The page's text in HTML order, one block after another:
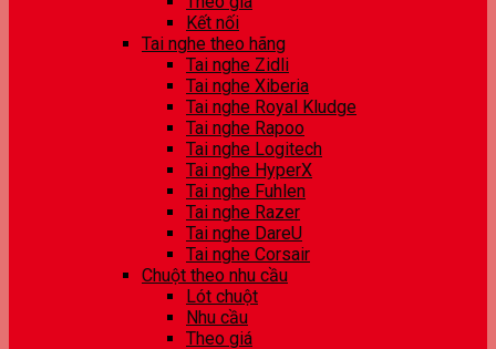
Kết nối
Tai nghe theo hãng
Tai nghe Zidli
Tai nghe Xiberia
Tai nghe Royal Kludge
Tai nghe Rapoo
Tai nghe Logitech
Tai nghe HyperX
Tai nghe Fuhlen
Tai nghe Razer
Tai nghe DareU
Tai nghe Corsair
Chuột theo nhu cầu
Lót chuột
Nhu cầu
Theo giá